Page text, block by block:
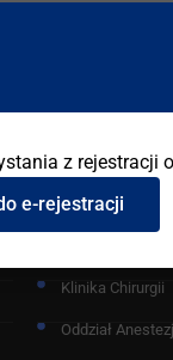
do
baz
I Klinika Chorób
II Klinika Chorób
Klinika Chirurgii
Oddział
z rejestracji
e-rejestracji